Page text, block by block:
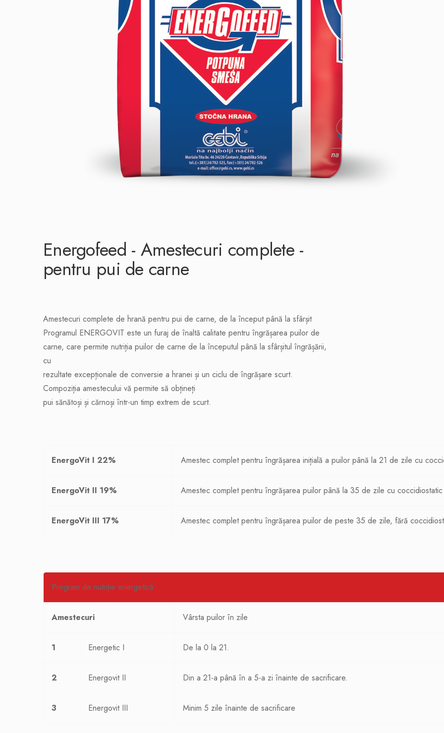
HRANA SI SUPLIMENTE PORUMBEI
Energofeed - Amestecuri complete -
pentru pui de carne
Amestecuri complete de hrană pentru pui de carne, de la început până la sfârșit
Programul ENERGOVIT este un furaj de înaltă calitate pentru îngrășarea puilor de
carne, care permite nutriția puilor de carne de la începutul până la sfârșitul îngrășării,
cu
rezultate excepționale de conversie a hranei și un ciclu de îngrășare scurt.
Compoziția amestecului vă permite să obțineți
pui sănătoși și cărnoși într-un timp extrem de scurt.
EnergoVit I 22% Amestec complet pentru îngrășarea inițială a puilor până la 21 de zile cu
EnergoVit II 19% Amestec complet pentru îngrășarea puilor până la 35 de zile cu coccidiostatic
EnergoVit III 17% Amestec complet pentru îngrășarea puilor de peste 35 de zile, fără
Program de nutriție energetică:
Amestecuri Vârsta puilor în zile
1 Energetic I De la 0 la 21.
2 Energovit II Din a 21-a până în a 5-a zi înainte de sacrificare.
3 Energovit III Minim 5 zile înainte de sacrificare